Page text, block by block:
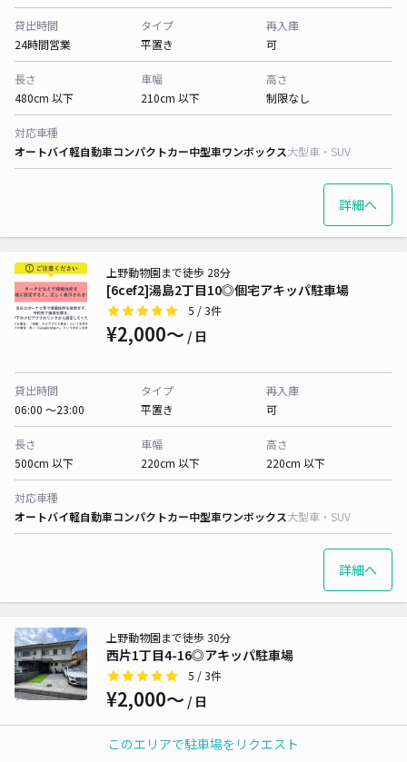
このエリアで駐車場をリクエスト
貸出時間
24時間営業
タイプ
平置き
再入庫
可
長さ
480cm 以下
車幅
210cm 以下
高さ
制限なし
対応車種
オートバイ軽自動車コンパクトカー中型車ワンボックス大型車・SUV
詳細へ
[6cef2]湯島2丁目10◎個宅アキッパ駐車場
上野動物園まで徒歩 28分
5 / 3件
¥2,000〜 / 日
貸出時間
06:00 〜23:00
タイプ
平置き
再入庫
可
長さ
500cm 以下
車幅
220cm 以下
高さ
220cm 以下
対応車種
オートバイ軽自動車コンパクトカー中型車ワンボックス大型車・SUV
詳細へ
西片1丁目4-16◎アキッパ駐車場
上野動物園まで徒歩 30分
5 / 3件
¥2,000〜 / 日
タイプ 再入庫